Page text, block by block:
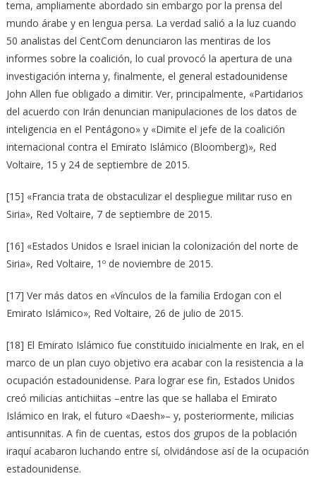
tema, ampliamente abordado sin embargo por la prensa del
mundo árabe y en lengua persa. La verdad salió a la luz cuando
50 analistas del CentCom denunciaron las mentiras de los
informes sobre la coalición, lo cual provocó la apertura de una
investigación interna y, finalmente, el general estadounidense
John Allen fue obligado a dimitir. Ver, principalmente, «Partidarios
del acuerdo con Irán denuncian manipulaciones de los datos de
inteligencia en el Pentágono» y «Dimite el jefe de la coalición
internacional contra el Emirato Islámico (Bloomberg)», Red
Voltaire, 15 y 24 de septiembre de 2015.
[15] «Francia trata de obstaculizar el despliegue militar ruso en
Siria», Red Voltaire, 7 de septiembre de 2015.
[16] «Estados Unidos e Israel inician la colonización del norte de
Siria», Red Voltaire, 1º de noviembre de 2015.
[17] Ver más datos en «Vínculos de la familia Erdogan con el
Emirato Islámico», Red Voltaire, 26 de julio de 2015.
[18] El Emirato Islámico fue constituido inicialmente en Irak, en el
marco de un plan cuyo objetivo era acabar con la resistencia a la
ocupación estadounidense. Para lograr ese fin, Estados Unidos
creó milicias antichiitas –entre las que se hallaba el Emirato
Islámico en Irak, el futuro «Daesh»– y, posteriormente, milicias
antisunnitas. A fin de cuentas, estos dos grupos de la población
iraquí acabaron luchando entre sí, olvidándose así de la ocupación
estadounidense.